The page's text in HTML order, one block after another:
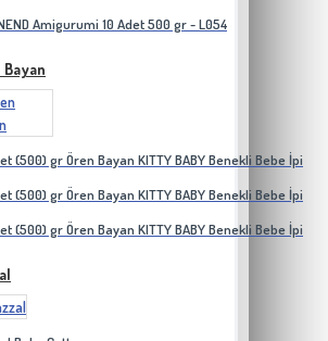
Amigurumi 10 Adet 500 gr - L054
Bayan
(500) gr Ören Bayan KITTY BABY Benekli Bebe İpi
(500) gr Ören Bayan KITTY BABY Benekli Bebe İpi
(500) gr Ören Bayan KITTY BABY Benekli Bebe İpi